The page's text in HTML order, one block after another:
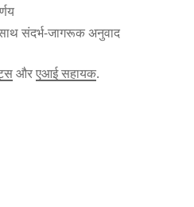
संदर्भ-जागरूक अनुवाद
औरएआई सहायक.